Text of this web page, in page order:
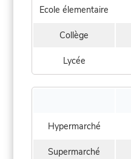
Ecole élementaire
Collège
Lycée
Hypermarché
Supermarché